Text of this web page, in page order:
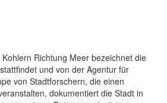
Richtung Meer bezeichnet die
und von der Agentur für
von Stadtforschern, die einen
dokumentiert die Stadt in